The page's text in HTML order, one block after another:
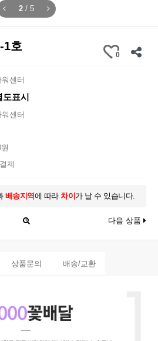
3 / 5
1호
0
센터
도표시
센터
제
배송지역에 따라 차이 가 날 수 있습니다.
다음 상품
상품문의 배송/교환